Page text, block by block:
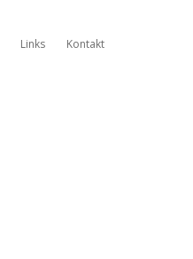
Links Kontakt